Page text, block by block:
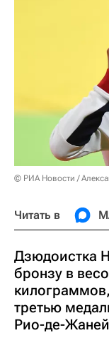
© РИА Новости /
Читать в
Дзюдоистка
бронзу в
третью
Рио-де-